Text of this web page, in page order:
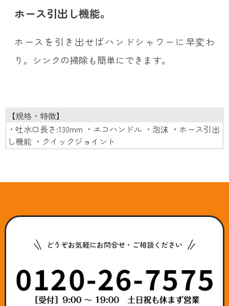
ホース引出し機能。
ホースを引き出せばハンドシャワーに早変わ
り。シンクの掃除も簡単にできます。
【規格・特徴】
・吐水口長さ:130mm ・エコハンドル ・泡沫 ・ホース引出
し機能 ・クイックジョイント
どうぞお気軽にお問合せ・ご相談ください